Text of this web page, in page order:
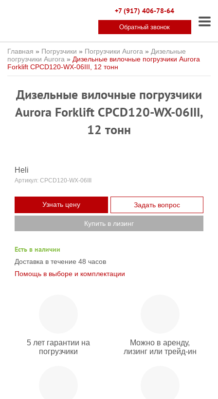
+7 (917) 406-78-64
Обратный звонок
Главная » Погрузчики » Погрузчики Aurora » Дизельные
погрузчики Aurora » Дизельные вилочные погрузчики Aurora
Forklift CPCD120-WX-06III, 12 тонн
Дизельные вилочные погрузчики
Aurora Forklift CPCD120-WX-06III,
12 тонн
Heli
Артикул: CPCD120-WX-06III
Узнать цену Задать вопрос
Купить в лизинг
Есть в наличии
Доставка в течение 48 часов
Помощь в выборе и комплектации
5 лет гарантии на
погрузчики
Можно в аренду,
лизинг или трейд-ин